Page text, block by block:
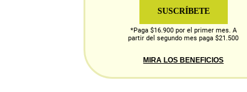
SUSCRÍBETE
*Paga $16.900 por el primer mes. A
partir del segundo mes paga $21.500
MIRA LOS BENEFICIOS